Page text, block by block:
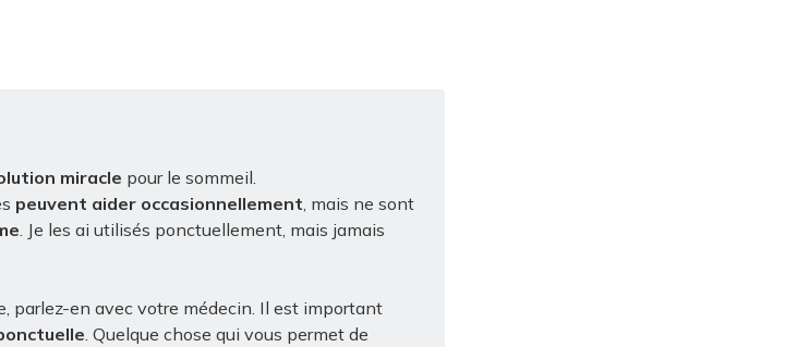
miracle pour le sommeil.
peuvent aider occasionnellement , mais ne sont
. Je les ai utilisés ponctuellement, mais jamais
parlez-en avec votre médecin. Il est important
. Quelque chose qui vous permet de